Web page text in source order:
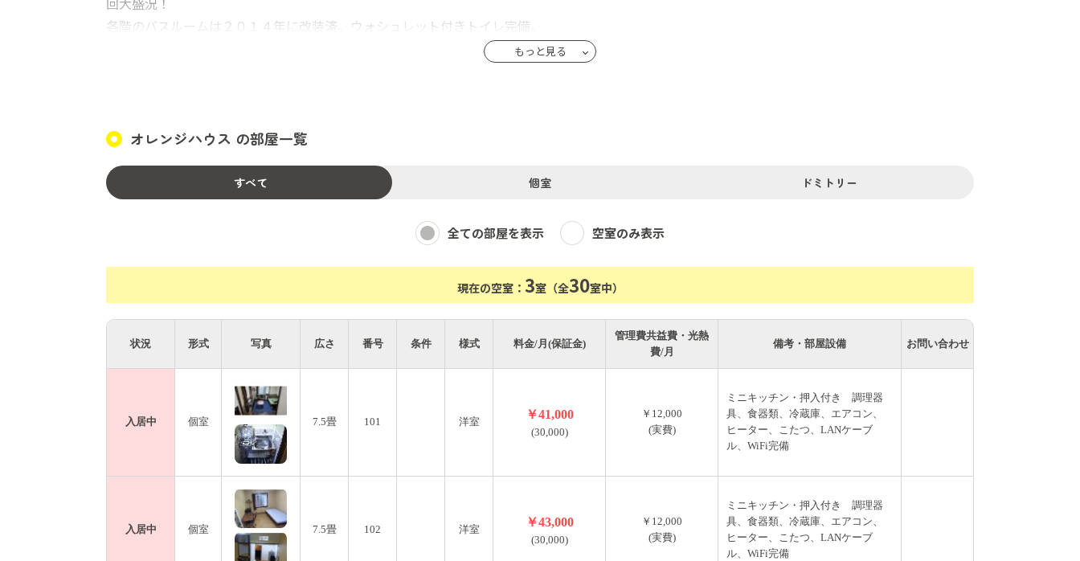
各階のバスルームは２０１４年に改装済。ウォシュレット付きトイレ完備。
＊空室状況によっては長期間滞在の方を優先する場合があります。
もっと見る
オレンジハウス の部屋一覧
すべて 個室 ドミトリー
全ての部屋を表示 空室のみ表示
現在の空室： 3室（全30室中）
状況 形式 写真 広さ 番号 条件 様式 料金/月(保証金)
管理費共益費・光熱
費/月
備考・部屋設備 お問い合わせ
入居中 個室 7.5畳 101 洋室
￥41,000
(30,000)
￥12,000
(実費)
ミニキッチン・押入付き 調理器
具、食器類、冷蔵庫、エアコン、
ヒーター、こたつ、LANケーブ
ル、WiFi完備
入居中 個室 7.5畳 102 洋室
￥43,000
(30,000)
￥12,000
(実費)
ミニキッチン・押入付き 調理器
具、食器類、冷蔵庫、エアコン、
ヒーター、こたつ、LANケーブ
ル、WiFi完備